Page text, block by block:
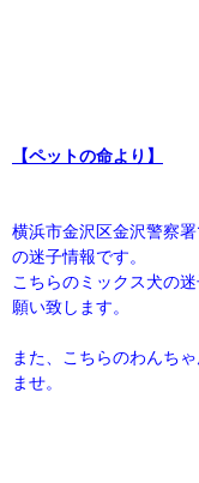
【ペットの命より】
横浜市金沢区金沢警察
の迷子情報です。
こちらのミックス犬の
願い致します。
また、こちらのわんち
ませ。